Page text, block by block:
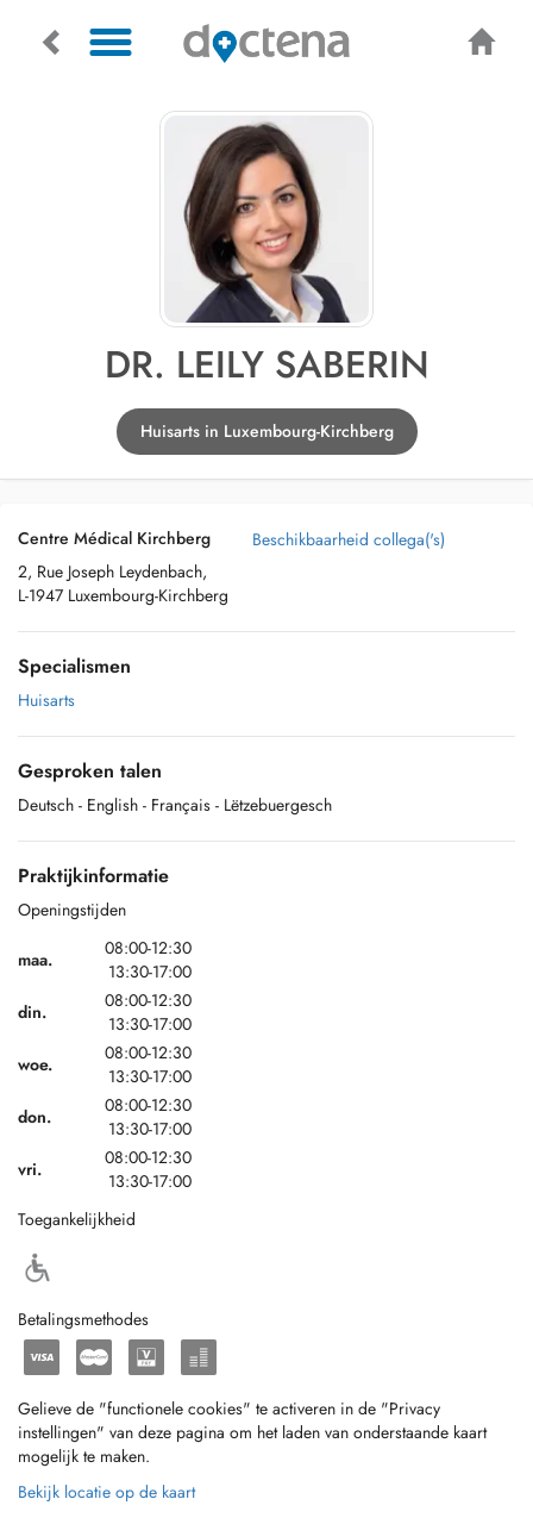
DR. LEILY SABERIN
Huisarts in Luxembourg-Kirchberg
Centre Médical Kirchberg
2, Rue Joseph Leydenbach,
L-1947 Luxembourg-Kirchberg
Beschikbaarheid collega('s)
Specialismen
Huisarts
Gesproken talen
Deutsch - English - Français - Lëtzebuergesch
Praktijkinformatie
Openingstijden
maa.
08:00-12:30
13:30-17:00
din.
08:00-12:30
13:30-17:00
woe.
08:00-12:30
13:30-17:00
don.
08:00-12:30
13:30-17:00
vri.
08:00-12:30
13:30-17:00
Toegankelijkheid
Betalingsmethodes
Gelieve de "functionele cookies" te activeren in de "Privacy
instellingen" van deze pagina om het laden van onderstaande kaart
mogelijk te maken.
Bekijk locatie op de kaart